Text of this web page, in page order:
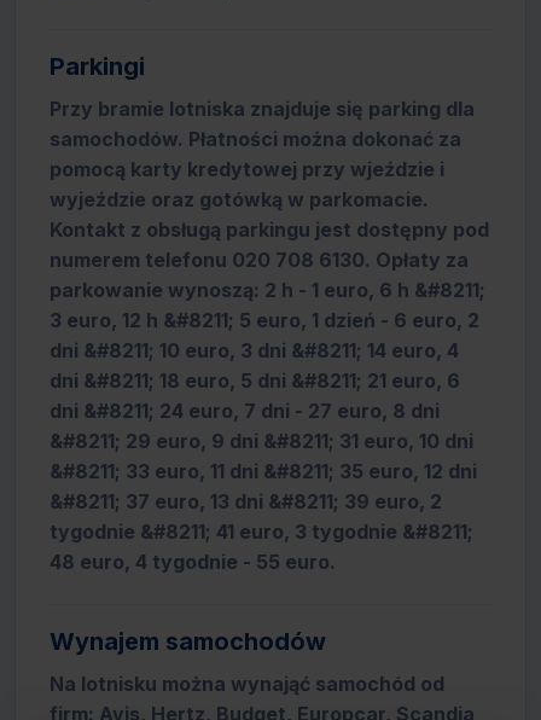
Parkingi
Przy bramie lotniska znajduje się parking dla
samochodów. Płatności można dokonać za
pomocą karty kredytowej przy wjeździe i
wyjeździe oraz gotówką w parkomacie.
Kontakt z obsługą parkingu jest dostępny pod
numerem telefonu 020 708 6130. Opłaty za
parkowanie wynoszą: 2 h - 1 euro, 6 h &#8211;
3 euro, 12 h &#8211; 5 euro, 1 dzień - 6 euro, 2
dni &#8211; 10 euro, 3 dni &#8211; 14 euro, 4
dni &#8211; 18 euro, 5 dni &#8211; 21 euro, 6
dni &#8211; 24 euro, 7 dni - 27 euro, 8 dni
&#8211; 29 euro, 9 dni &#8211; 31 euro, 10 dni
&#8211; 33 euro, 11 dni &#8211; 35 euro, 12 dni
&#8211; 37 euro, 13 dni &#8211; 39 euro, 2
tygodnie &#8211; 41 euro, 3 tygodnie &#8211;
48 euro, 4 tygodnie - 55 euro.
Wynajem samochodów
Na lotnisku można wynająć samochód od
firm: Avis, Hertz, Budget, Europcar, Scandia